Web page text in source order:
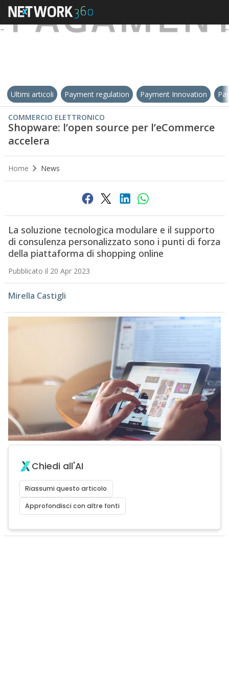
Ultimi articoli Payment regulation Payment Innovation
COMMERCIO ELETTRONICO
Shopware: l’open source per l’eCommerce
accelera
Home News
La soluzione tecnologica modulare e il supporto
di consulenza personalizzato sono i punti di forza
della piattaforma di shopping online
Pubblicato il 20 Apr 2023
Mirella Castigli
Chiedi all'AI
Riassumi questo articolo
Approfondisci con altre fonti